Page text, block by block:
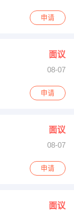
层5号房
申请
面议
08-07
申请
面议
08-07
申请
面议